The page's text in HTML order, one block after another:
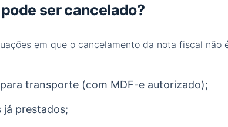
ser cancelado?
em que o cancelamento da nota fiscal não
transporte (com MDF-e autorizado);
já prestados;